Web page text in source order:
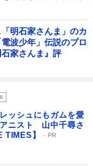
明石家さんま」のカ
波少年」伝説のプロ
家さんま』評
ッシュにもガムを愛
ニスト 山中千尋さ
TIMES】
PR